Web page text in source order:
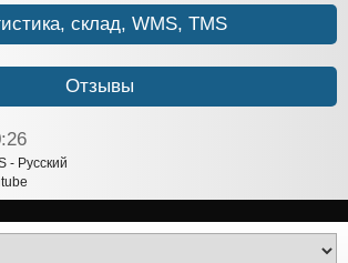
склад, WMS, TMS
Отзывы
- Русский